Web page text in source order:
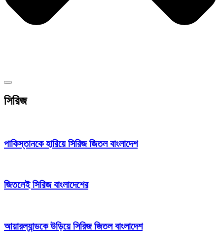
সিরিজ
পাকিস্তানকে হারিয়ে সিরিজ জিতল বাংলাদেশ
জিতলেই সিরিজ বাংলাদেশের
আয়ারল্যান্ডকে উড়িয়ে সিরিজ জিতল বাংলাদেশ